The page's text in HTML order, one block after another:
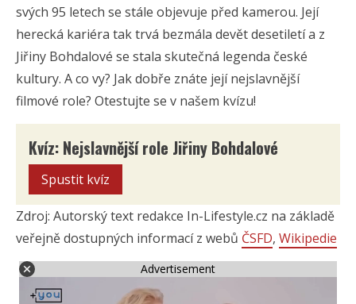
svých 95 letech se stále objevuje před kamerou. Její
herecká kariéra tak trvá bezmála devět desetiletí a z
Jiřiny Bohdalové se stala skutečná legenda české
kultury. A co vy? Jak dobře znáte její nejslavnější
filmové role? Otestujte se v našem kvízu!
Kvíz: Nejslavnější role Jiřiny Bohdalové
Spustit kvíz
Zdroj: Autorský text redakce In-Lifestyle.cz na základě
veřejně dostupných informací z webů ČSFD, Wikipedie
Advertisement